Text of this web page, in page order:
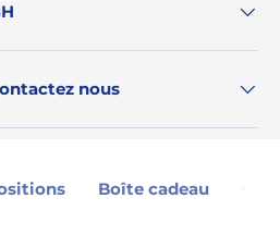
nous
Boîte cadeau